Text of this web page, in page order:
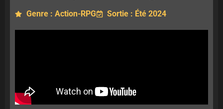
Genre : Action-RPG Sortie : Été 2024